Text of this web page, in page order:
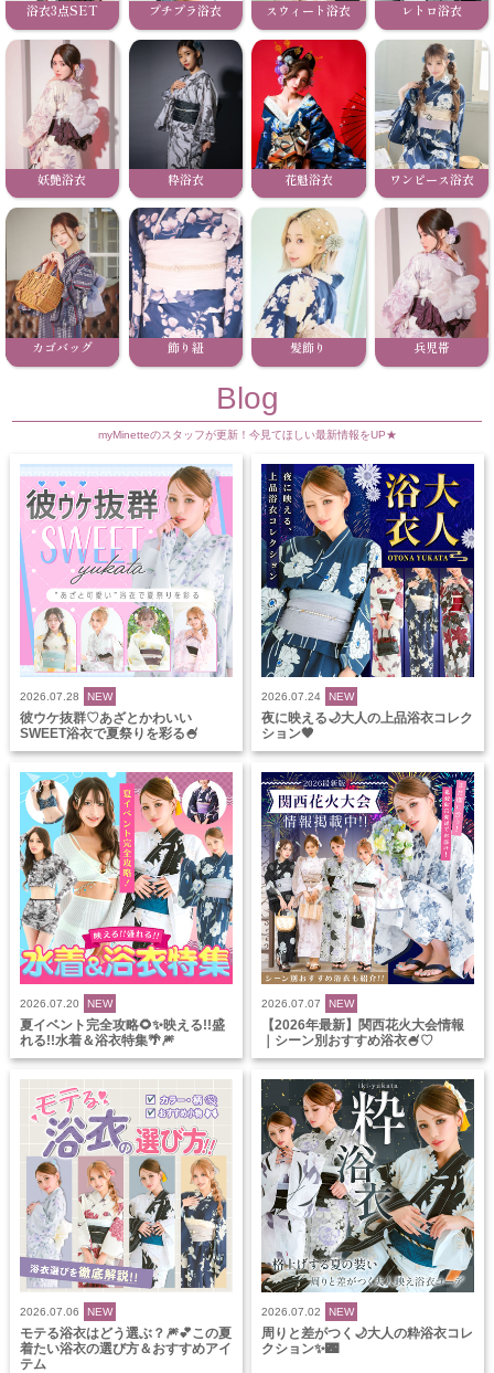
浴衣3点SET プチプラ浴衣 スウィート浴衣 レトロ浴衣
妖艶浴衣 粋浴衣 花魁浴衣 ワンピース浴衣
カゴバッグ 飾り紐 髪飾り 兵児帯
Blog
myMinetteのスタッフが更新！今見てほしい最新情報をUP★
2026.07.28 NEW
彼ウケ抜群♡あざとかわいい
SWEET浴衣で夏祭りを彩る🍧
2026.07.24 NEW
夜に映える🌙大人の上品浴衣コレク
ション🖤
2026.07.20 NEW
夏イベント完全攻略🌻✨映える!!盛
れる!!水着＆浴衣特集🌴🎆
2026.07.07 NEW
【2026年最新】関西花火大会情報
｜シーン別おすすめ浴衣🍧♡
2026.07.06 NEW
モテる浴衣はどう選ぶ？🎆💕この夏
着たい浴衣の選び方＆おすすめアイ
テム
2026.07.02 NEW
周りと差がつく🌙大人の粋浴衣コレ
クション✨🌃